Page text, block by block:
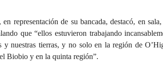
, en representación de su bancada, destacó, en
que “ellos estuvieron trabajando
y nuestras tierras, y no solo en la región de
Biobio y en la quinta región”.